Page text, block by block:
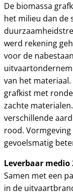
De biomassa
het milieu dan de
werd rekening
voor de
van het
grafkist met
zachte
verschillende
rood.
gevoelsmatig
Leverbaar medio
Samen met een
in de